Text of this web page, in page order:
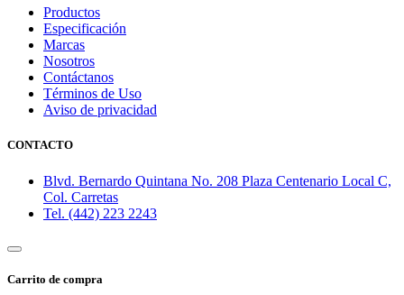
Productos
Especificación
Marcas
Nosotros
Contáctanos
Términos de Uso
Aviso de privacidad
CONTACTO
Blvd. Bernardo Quintana No. 208 Plaza Centenario Local C,
Col. Carretas
Tel. (442) 223 2243
Carrito de compra